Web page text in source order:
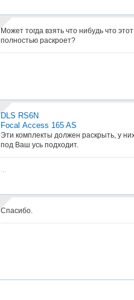
Может тогда взять что нибудь что
полностью раскроет?
DLS RS6N
Focal Access 165 AS
Эти комплекты должен раскрыть, у
под Ваш усь подходит.
...
Спасибо.